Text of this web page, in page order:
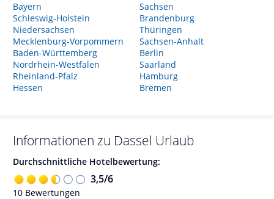
Bayern
Schleswig-Holstein
Niedersachsen
Mecklenburg-Vorpommern
Baden-Württemberg
Nordrhein-Westfalen
Rheinland-Pfalz
Hessen
Sachsen
Brandenburg
Thüringen
Sachsen-Anhalt
Berlin
Saarland
Hamburg
Bremen
Informationen zu Dassel Urlaub
Durchschnittliche Hotelbewertung:
3,5/6
10 Bewertungen